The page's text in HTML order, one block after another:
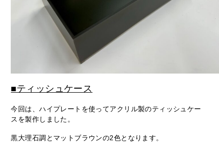
■ティッシュケース
今回は、ハイプレートを使ってアクリル製のティッシュケー
スを製作しました。
黒大理石調とマットブラウンの2色となります。